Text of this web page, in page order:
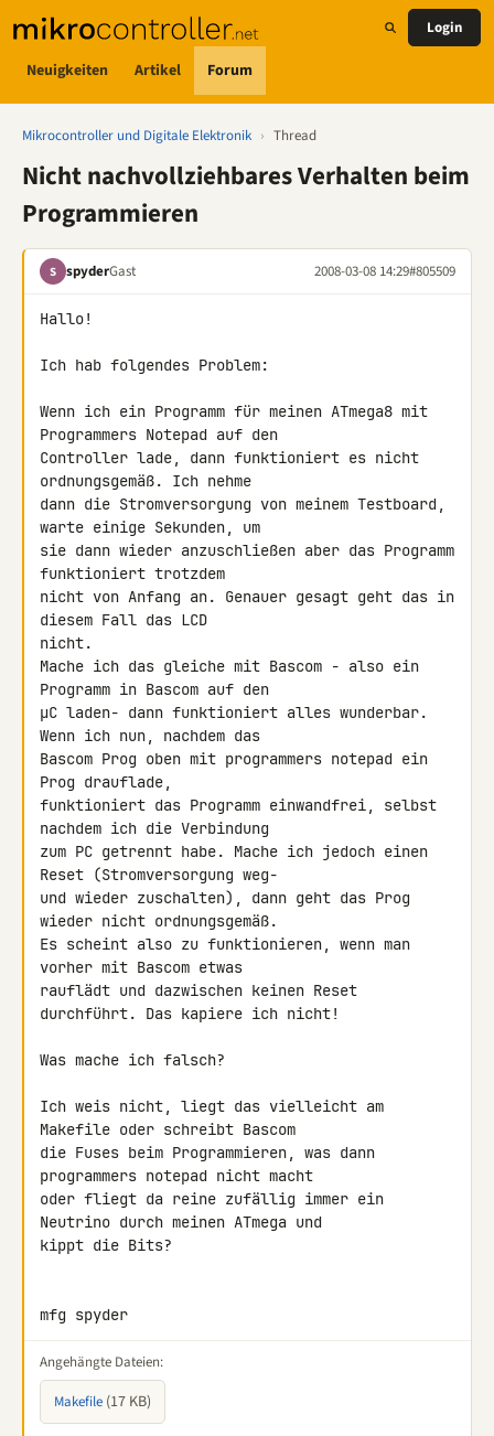
Neuigkeiten Artikel Forum
Login
Mikrocontroller und Digitale Elektronik › Thread
Nicht nachvollziehbares Verhalten beim
Programmieren
S spyderGast 2008-03-08 14:29#805509
Hallo!
Ich hab folgendes Problem:
Wenn ich ein Programm für meinen ATmega8 mit
Programmers Notepad auf den
Controller lade, dann funktioniert es nicht
ordnungsgemäß. Ich nehme
dann die Stromversorgung von meinem Testboard,
warte einige Sekunden, um
sie dann wieder anzuschließen aber das Programm
funktioniert trotzdem
nicht von Anfang an. Genauer gesagt geht das in
diesem Fall das LCD
nicht.
Mache ich das gleiche mit Bascom - also ein
Programm in Bascom auf den
µC laden- dann funktioniert alles wunderbar.
Wenn ich nun, nachdem das
Bascom Prog oben mit programmers notepad ein
Prog drauflade,
funktioniert das Programm einwandfrei, selbst
nachdem ich die Verbindung
zum PC getrennt habe. Mache ich jedoch einen
Reset (Stromversorgung weg-
und wieder zuschalten), dann geht das Prog
wieder nicht ordnungsgemäß.
Es scheint also zu funktionieren, wenn man
vorher mit Bascom etwas
rauflädt und dazwischen keinen Reset
durchführt. Das kapiere ich nicht!
Was mache ich falsch?
Ich weis nicht, liegt das vielleicht am
Makefile oder schreibt Bascom
die Fuses beim Programmieren, was dann
programmers notepad nicht macht
oder fliegt da reine zufällig immer ein
Neutrino durch meinen ATmega und
kippt die Bits?
mfg spyder
Angehängte Dateien:
Makefile (17 KB)